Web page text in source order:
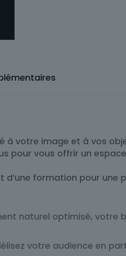
à votre image et à vos
pour vous offrir un
d’une formation pour une
naturel optimisé, votre
votre audience en